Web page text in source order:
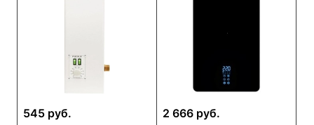
545 руб. 2 666 руб.